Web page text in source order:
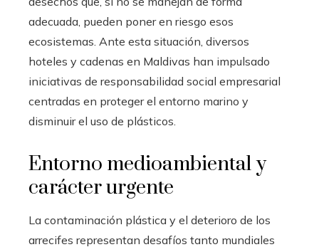
adecuada, pueden poner en riesgo esos
ecosistemas. Ante esta situación, diversos
hoteles y cadenas en Maldivas han impulsado
iniciativas de responsabilidad social empresarial
centradas en proteger el entorno marino y
disminuir el uso de plásticos.
Entorno medioambiental y
carácter urgente
La contaminación plástica y el deterioro de los
arrecifes representan desafíos tanto mundiales